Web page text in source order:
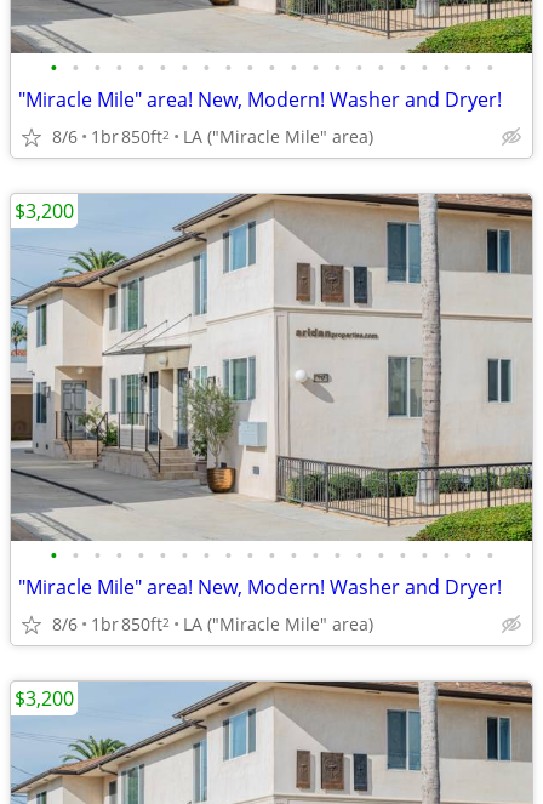
• • • • • • • • • • • • • • • • • • • • •
"Miracle Mile" area! New, Modern! Washer and Dryer!
8/6 1br850ft2 LA ("Miracle Mile" area)
• • • • • • • • • • • • • • • • • • • • •
"Miracle Mile" area! New, Modern! Washer and Dryer!
8/6 1br850ft2 LA ("Miracle Mile" area)
$3,200
$3,200